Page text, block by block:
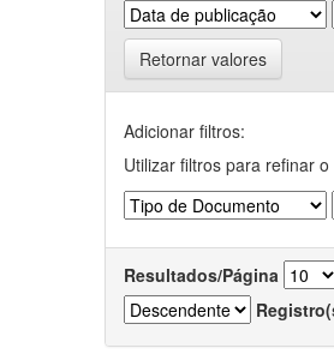
Retornar valores
Adicionar filtros:
Utilizar filtros para refinar
Resultados/Página